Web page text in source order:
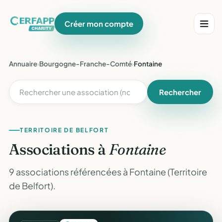
Créer mon compte
Annuaire›Bourgogne-Franche-Comté›Fontaine
Rechercher
TERRITOIRE DE BELFORT
Associations àFontaine
9 associations référencées à Fontaine (Territoire
de Belfort).